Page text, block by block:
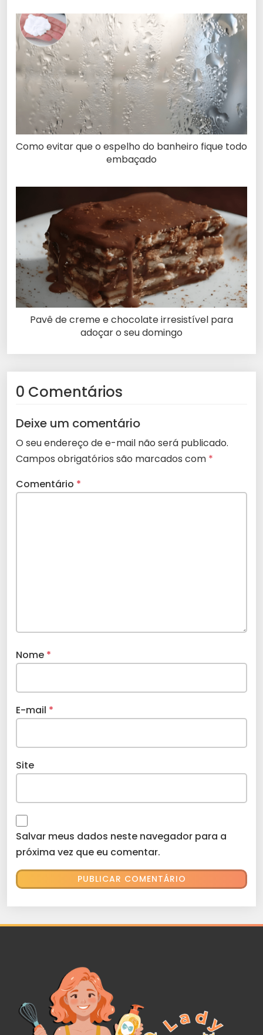
Como evitar que o espelho do banheiro fique todo
embaçado
Pavê de creme e chocolate irresistível para
adoçar o seu domingo
0 Comentários
Deixe um comentário
O seu endereço de e-mail não será publicado.
Campos obrigatórios são marcados com *
Comentário *
Nome *
E-mail *
Site
Salvar meus dados neste navegador para a
próxima vez que eu comentar.